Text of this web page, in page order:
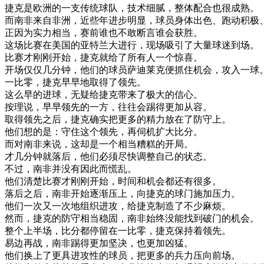
捷克是欧洲 的一支传统球队 ， 技术细腻 ， 整体配合也很成熟。
而南非来自非洲 ， 近些年进步明显 ， 球员身体出色 跑动积极
正因为实力相当 ， 赛前谁也不敢断言谁会获胜。
这场比赛在美国的亚特兰大进行 ， 现场吸引 了大量球迷到场。
比赛才刚刚 开始 ， 捷克就给了 所有人 一个惊喜。
开场仅仅 几分钟 ， 他们的球员萨迪莱克便抓住机会 ， 攻入一球。
一比零 ， 捷克早早地取得了领先。
这么早的进球 ， 无疑给捷克带来了极大的信心。
按理说 ， 早早领先的一方 ， 往往会踢得更加从容。
取得领先之后 ， 捷克确实把更多的精力放在了 防守 上 。
他们想的是 ： 守住这个领先 ， 再伺机扩大比分。
而对南非来说 ， 这却是一个相当糟糕的开局。
才几分钟就落后 ， 他们必须尽快调整自己的状态。
不过 ， 南非并没有因此而慌乱。
他们清楚比赛才刚刚 开始 ， 时间和机会都还有很多。
落后之后 ， 南非开始逐渐压 上 ， 向捷克的球门施加压力 。
他们一次又 一次地组织进攻 ， 给捷克制造了不少麻烦。
然而 ， 捷克的防守相当稳固 ， 南非始终没能找到 破门的机会。
整个 上半场 ， 比分都停留在一比零 ， 捷克保持着领先。
易边再战 ， 南非踢得更加坚决 ， 也更加凶猛。
他们换 上了更具进攻性的球员 ， 把更多的兵力压向前场。